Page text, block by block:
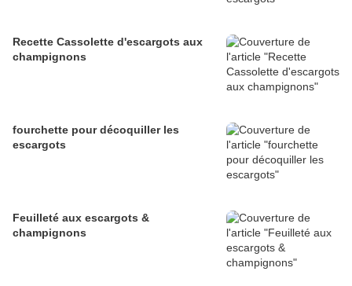
Recette Cassolette d'escargots aux
champignons
fourchette pour décoquiller les
escargots
Feuilleté aux escargots &
champignons